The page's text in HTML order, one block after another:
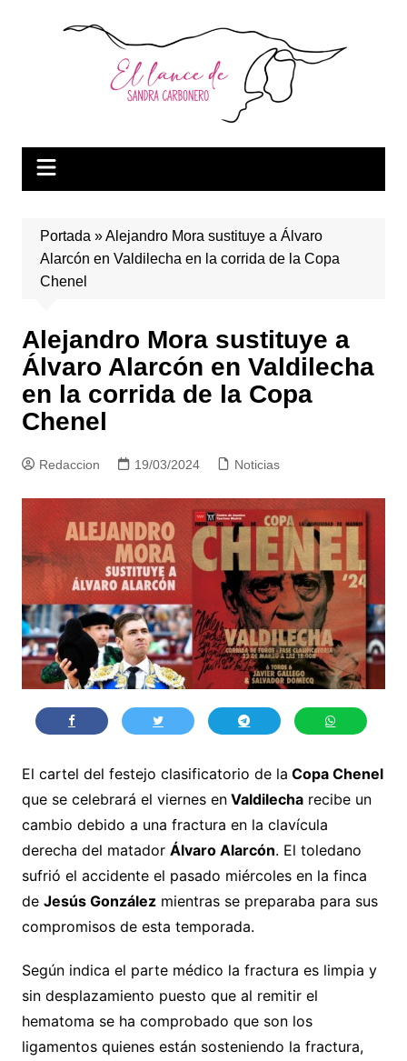
Portada »Alejandro Mora sustituye a Álvaro
Alarcón en Valdilecha en la corrida de la Copa
Chenel
Alejandro Mora sustituye a
Álvaro Alarcón en Valdilecha
en la corrida de la Copa
Chenel
Redaccion 19/03/2024 Noticias
El cartel del festejo clasificatorio de la Copa Chenel
que se celebrará el viernes enValdilecharecibe un
cambio debido a una fractura en la clavícula
derecha del matador Álvaro Alarcón. El toledano
sufrió el accidente el pasado miércoles en la finca
de Jesús Gonzálezmientras se preparaba para sus
compromisos de esta temporada.
Según indica el parte médico la fractura es limpia y
sin desplazamiento puesto que al remitir el
hematoma se ha comprobado que son los
ligamentos quienes están sosteniendo la fractura,